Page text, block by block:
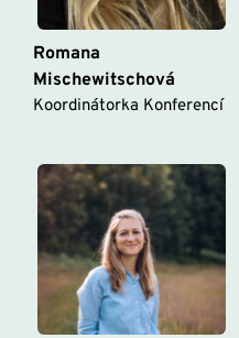
Romana
Mischewitschová
Koordinátorka Konferencí